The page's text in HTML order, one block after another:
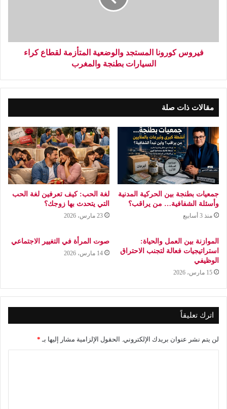
فيروس كورونا المستجد والوضعية المتأزمة لقطاع كراء
السيارات بطنجة والمغرب
مقالات ذات صلة
جمعيات بطنجة بين الحركية المدنية
وأسئلة الشفافية… من يراقب؟
منذ 3 أسابيع
لغة الحب: كيف تعرفين لغة الحب
التي يتحدث بها زوجك؟
23 مارس، 2026
الموازنة بين العمل والحياة:
استراتيجيات فعالة لتجنب الاحتراق
الوظيفي
15 مارس، 2026
صوت المرأة في التغيير الاجتماعي
14 مارس، 2026
اترك تعليقاً
لن يتم نشر عنوان بريدك الإلكتروني. الحقول الإلزامية مشار إليها بـ *